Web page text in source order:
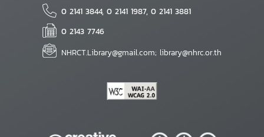
0 2141 3844, 0 2141 1987, 0 2141 3881
0 2143 7746
NHRCT.Library@gmail.com; library@nhrc.or.th